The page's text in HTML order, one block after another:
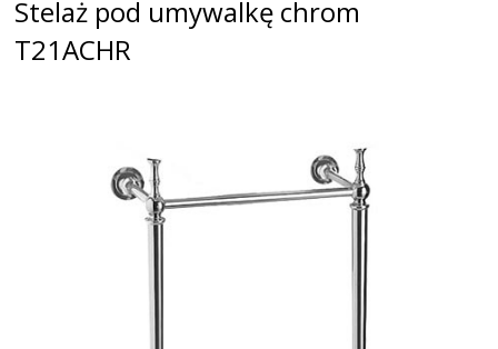
Stelaż pod umywalkę chrom
T21ACHR